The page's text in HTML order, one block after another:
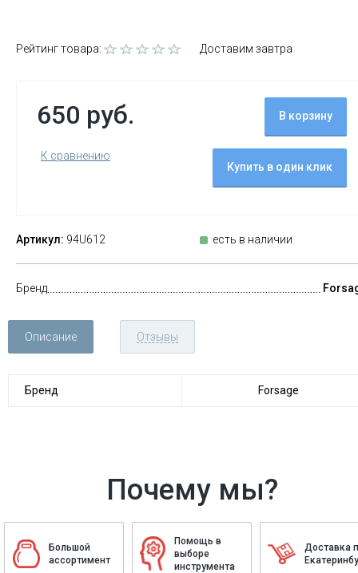
Рейтинг товара: Доставим завтра
650 руб.
К сравнению
В корзину
Купить в один клик
Артикул: 94U612 есть в наличии
Бренд
Описание Отзывы
Бренд Forsage
Почему мы?
Большой
ассортимент
Помощь в
выборе
инструмента
Доставка